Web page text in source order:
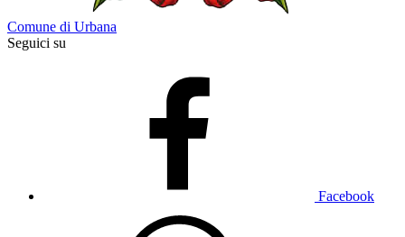
Comune di Urbana
Seguici su
Facebook